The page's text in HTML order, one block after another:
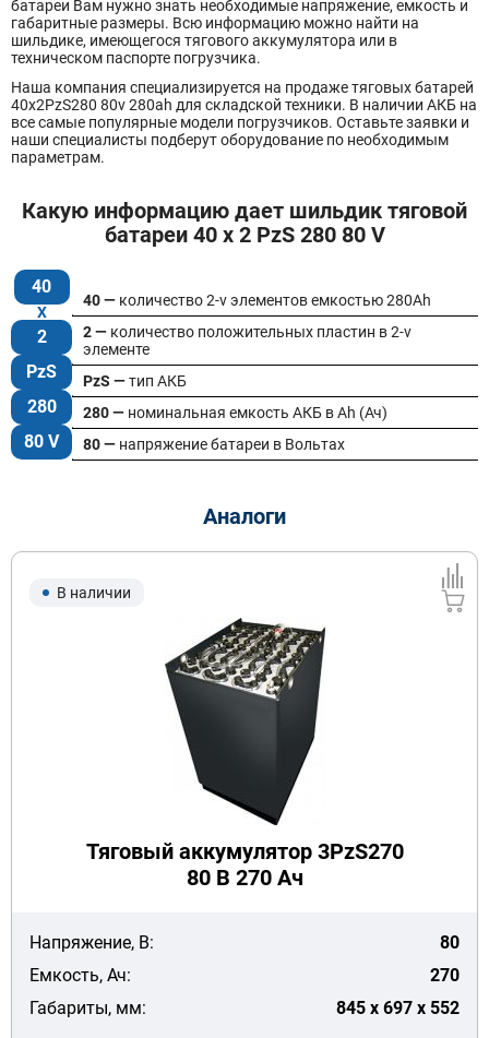
батареи Вам нужно знать необходимые напряжение, емкость и
габаритные размеры. Всю информацию можно найти на
шильдике, имеющегося тягового аккумулятора или в
техническом паспорте погрузчика.
Наша компания специализируется на продаже тяговых батарей
40х2PzS280 80v 280ah для складской техники. В наличии АКБ на
все самые популярные модели погрузчиков. Оставьте заявки и
наши специалисты подберут оборудование по необходимым
параметрам.
Какую информацию дает шильдик тяговой
батареи 40 x 2 PzS 280 80 V
40
2
PzS
280
80 V
40 — количество 2-v элементов емкостью 280Ah
80 — напряжение батареи в Вольтах
2 — количество положительных пластин в 2-v
элементе
280 — номинальная емкость АКБ в Ah (Ач)
PzS —тип АКБ
Аналоги
В наличии
Тяговый аккумулятор 3PzS270
80 В 270 Ач
Напряжение, В:
80
Емкость, Ач:
270
Габариты, мм:
845 x 697 x 552